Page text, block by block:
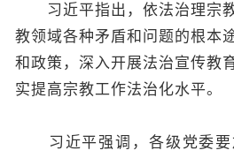
习近平指出，依法治理宗
教领域各种矛盾和问题的根本
和政策，深入开展法治宣传教
实提高宗教工作法治化水平。
习近平强调，各级党委要